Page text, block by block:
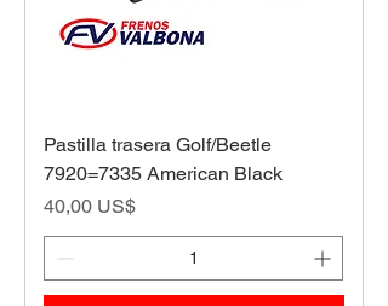
Pastilla trasera Golf/Beetle
7920=7335 American Black
Precio
40,00 US$